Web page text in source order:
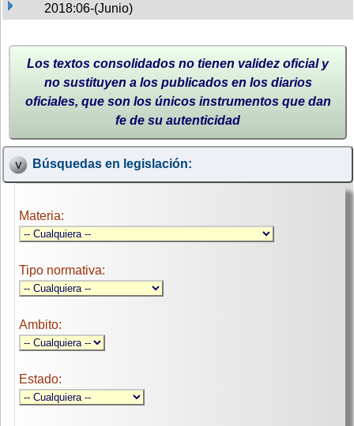
2018:06-(Junio)
Los textos consolidados no tienen validez oficial y
no sustituyen a los publicados en los diarios
oficiales, que son los únicos instrumentos que dan
fe de su autenticidad
Búsquedas en legislación:
Materia:
Tipo normativa:
Ambito:
Estado: